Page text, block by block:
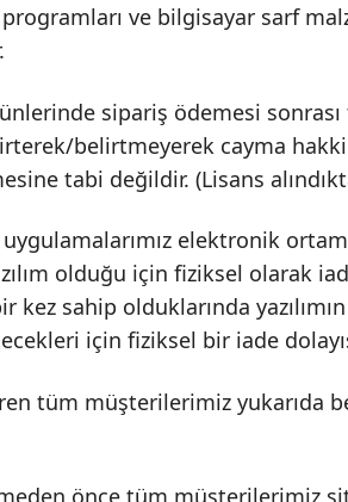
programları ve bilgisayar sarf
sipariş ödemesi
belirtmeyerek cayma
tabi değildir. (Lisans
uygulamalarımız elektronik
olduğu için fiziksel olarak
kez sahip olduklarında
için fiziksel bir iade
tüm müşterilerimiz yukarıda
önce tüm müşterilerimiz